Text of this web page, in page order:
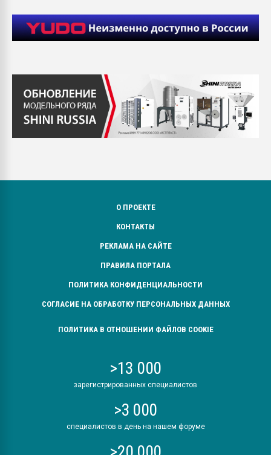
О ПРОЕКТЕ
КОНТАКТЫ
РЕКЛАМА НА САЙТЕ
ПРАВИЛА ПОРТАЛА
ПОЛИТИКА КОНФИДЕНЦИАЛЬНОСТИ
СОГЛАСИЕ НА ОБРАБОТКУ ПЕРСОНАЛЬНЫХ ДАННЫХ
ПОЛИТИКА В ОТНОШЕНИИ ФАЙЛОВ COOKIE
>13 000
зарегистрированных специалистов
>3 000
специалистов в день на нашем форуме